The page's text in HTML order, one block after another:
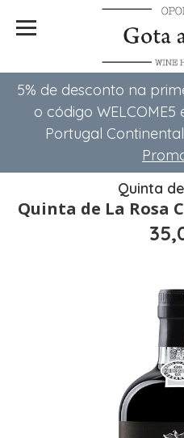
5% de desconto na
o código
Portugal
Quinta
Quinta de La Rosa